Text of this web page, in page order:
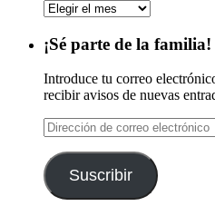
Archivos
¡Sé parte de la familia!
Introduce tu correo
recibir avisos de nuevas
Dirección
de
correo
electrónico
Suscribir